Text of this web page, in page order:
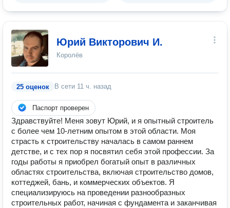
Юрий Викторович И.
Королёв
25 оценок В сети 11 ч. назад
Паспорт проверен
Здравствуйте! Меня зовут Юрий, и я опытный строитель
с более чем 10-летним опытом в этой области. Моя
страсть к строительству началась в самом раннем
детстве, и с тех пор я посвятил себя этой профессии. За
годы работы я приобрел богатый опыт в различных
областях строительства, включая строительство домов,
коттеджей, бань, и коммерческих объектов. Я
специализируюсь на проведении разнообразных
строительных работ, начиная с фундамента и заканчивая